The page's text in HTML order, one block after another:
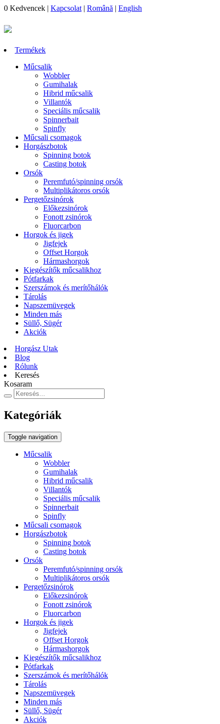
0 Kedvencek | Kapcsolat | Română | English
Termékek
Műcsalik
Wobbler
Gumihalak
Hibrid műcsalik
Villantók
Speciális műcsalik
Spinnerbait
Spinfly
Műcsali csomagok
Horgászbotok
Spinning botok
Casting botok
Orsók
Peremfutó/spinning orsók
Multiplikátoros orsók
Pergetőzsinórok
Előkezsinórok
Fonott zsinórok
Fluorcarbon
Horgok és jigek
Jigfejek
Offset Horgok
Hármashorgok
Kiegészítők műcsalikhoz
Pótfarkak
Szerszámok és merítőhálók
Tárolás
Napszemüvegek
Minden más
Süllő, Sügér
Akciók
Horgász Utak
Blog
Rólunk
Keresés
Kosaram
Kategóriák
Toggle navigation
Műcsalik
Wobbler
Gumihalak
Hibrid műcsalik
Villantók
Speciális műcsalik
Spinnerbait
Spinfly
Műcsali csomagok
Horgászbotok
Spinning botok
Casting botok
Orsók
Peremfutó/spinning orsók
Multiplikátoros orsók
Pergetőzsinórok
Előkezsinórok
Fonott zsinórok
Fluorcarbon
Horgok és jigek
Jigfejek
Offset Horgok
Hármashorgok
Kiegészítők műcsalikhoz
Pótfarkak
Szerszámok és merítőhálók
Tárolás
Napszemüvegek
Minden más
Süllő, Sügér
Akciók